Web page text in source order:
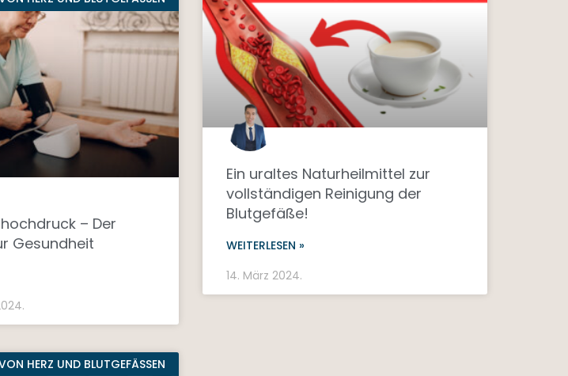
– Der
Gesundheit
Ein uraltes Naturheilmittel zur
vollständigen Reinigung der
Blutgefäße!
WEITERLESEN »
14. März 2024.
HERZ UND BLUTGEFÄSSEN